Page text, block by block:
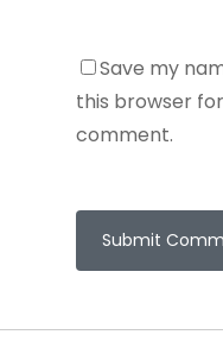
Save my
this browser
comment.